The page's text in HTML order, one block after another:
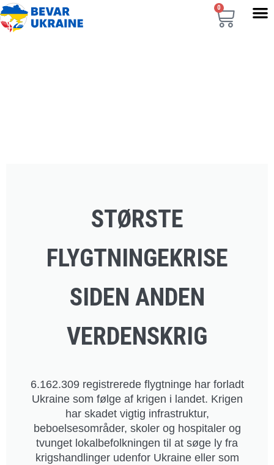
0
STØRSTE
FLYGTNINGEKRISE
SIDEN ANDEN
VERDENSKRIG
6.162.309 registrerede flygtninge har forladt
Ukraine som følge af krigen i landet. Krigen
har skadet vigtig infrastruktur,
beboelsesområder, skoler og hospitaler og
tvunget lokalbefolkningen til at søge ly fra
krigshandlinger udenfor Ukraine eller som